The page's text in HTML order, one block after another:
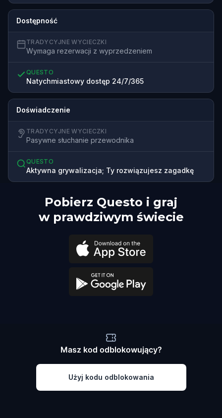
Dostępność
TRADYCYJNE WYCIECZKI
Wymaga rezerwacji z wyprzedzeniem
QUESTO
Natychmiastowy dostęp 24/7/365
Doświadczenie
TRADYCYJNE WYCIECZKI
Pasywne słuchanie przewodnika
QUESTO
Aktywna grywalizacja; Ty rozwiązujesz zagadkę
Pobierz Questo i graj
w prawdziwym świecie
Masz kod odblokowujący?
Użyj kodu odblokowania